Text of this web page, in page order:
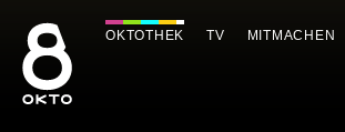
Inhalt
springen
OKTOTHEK TV MITMACHEN